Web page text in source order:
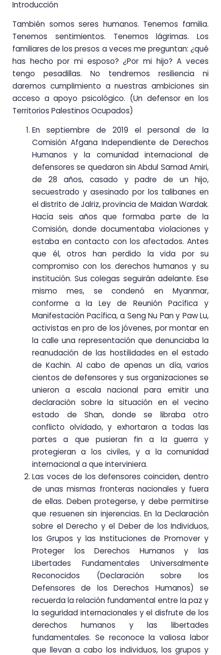
Introducción
También somos seres humanos. Tenemos familia.
Tenemos sentimientos. Tenemos lágrimas. Los
familiares de los presos a veces me preguntan: ¿qué
has hecho por mi esposo? ¿Por mi hijo? A veces
tengo pesadillas. No tendremos resiliencia ni
daremos cumplimiento a nuestras ambiciones sin
acceso a apoyo psicológico. (Un defensor en los
Territorios Palestinos Ocupados)
En septiembre de 2019 el personal de la
Comisión Afgana Independiente de Derechos
Humanos y la comunidad internacional de
defensores se quedaron sin Abdul Samad Amiri,
de 28 años, casado y padre de un hijo,
secuestrado y asesinado por los talibanes en
el distrito de Jalriz, provincia de Maidan Wardak.
Hacía seis años que formaba parte de la
Comisión, donde documentaba violaciones y
estaba en contacto con los afectados. Antes
que él, otros han perdido la vida por su
compromiso con los derechos humanos y su
institución. Sus colegas seguirán adelante. Ese
mismo mes, se condenó en Myanmar,
conforme a la Ley de Reunión Pacífica y
Manifestación Pacífica, a Seng Nu Pan y Paw Lu,
activistas en pro de los jóvenes, por montar en
la calle una representación que denunciaba la
reanudación de las hostilidades en el estado
de Kachin. Al cabo de apenas un día, varios
cientos de defensores y sus organizaciones se
unieron a escala nacional para emitir una
declaración sobre la situación en el vecino
estado de Shan, donde se libraba otro
conflicto olvidado, y exhortaron a todas las
partes a que pusieran fin a la guerra y
protegieran a los civiles, y a la comunidad
internacional a que interviniera.
Las voces de los defensores coinciden, dentro
de unas mismas fronteras nacionales y fuera
de ellas. Deben protegerse, y debe permitirse
que resuenen sin injerencias. En la Declaración
sobre el Derecho y el Deber de los Individuos,
los Grupos y las Instituciones de Promover y
Proteger los Derechos Humanos y las
Libertades Fundamentales Universalmente
Reconocidos (Declaración sobre los
Defensores de los Derechos Humanos) se
recuerda la relación fundamental entre la paz y
la seguridad internacionales y el disfrute de los
derechos humanos y las libertades
fundamentales. Se reconoce la valiosa labor
que llevan a cabo los individuos, los grupos y